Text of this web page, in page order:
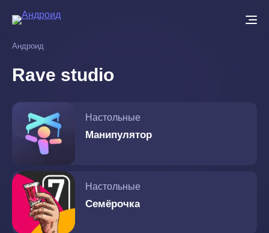
основному
Андроид
Rave studio
Настольные
Манипулятор
Настольные
Семёрочка